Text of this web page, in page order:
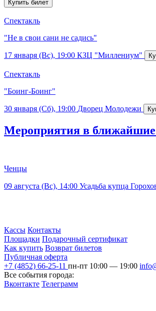
Спектакль
"Не в свои сани не садись"
17 января (Вс), 19:00 КЗЦ "Миллениум"
Спектакль
"Боинг-Боинг"
30 января (Сб), 19:00 Дворец Молодежи
Мероприятия в
Ченцы
09 августа (Вс), 14:00 Усадьба купца
Кассы Контакты
Площадки Подарочный сертификат
Как купить Возврат билетов
Публичная оферта
+7 (4852) 66-25-11 пн-пт 10:00 — 19:00
Все события города:
Вконтакте Телеграмм